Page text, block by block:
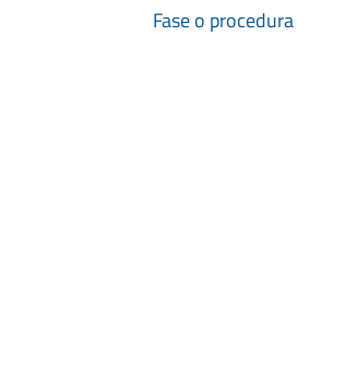
Fase o procedura